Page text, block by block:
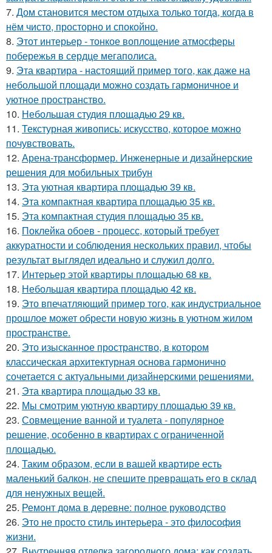
7. Дом становится местом отдыха только тогда, когда в
нём чисто, просторно и спокойно.
8. Этот интерьер - тонкое воплощение атмосферы
побережья в сердце мегаполиса.
9. Эта квартира - настоящий пример того, как даже на
небольшой площади можно создать гармоничное и
уютное пространство.
10. Небольшая студия площадью 29 кв.
11. Текстурная живопись: искусство, которое можно
почувствовать.
12. Арена-трансформер. Инженерные и дизайнерские
решения для мобильных трибун
13. Эта уютная квартира площадью 39 кв.
14. Эта компактная квартира площадью 35 кв.
15. Эта компактная студия площадью 35 кв.
16. Поклейка обоев - процесс, который требует
аккуратности и соблюдения нескольких правил, чтобы
результат выглядел идеально и служил долго.
17. Интерьер этой квартиры площадью 68 кв.
18. Небольшая квартира площадью 42 кв.
19. Это впечатляющий пример того, как индустриальное
прошлое может обрести новую жизнь в уютном жилом
пространстве.
20. Это изысканное пространство, в котором
классическая архитектурная основа гармонично
сочетается с актуальными дизайнерскими решениями.
21. Эта квартира площадью 33 кв.
22. Мы смотрим уютную квартиру площадью 39 кв.
23. Совмещение ванной и туалета - популярное
решение, особенно в квартирах с ограниченной
площадью.
24. Таким образом, если в вашей квартире есть
маленький балкон, не спешите превращать его в склад
для ненужных вещей.
25. Ремонт дома в деревне: полное руководство
26. Это не просто стиль интерьера - это философия
жизни.